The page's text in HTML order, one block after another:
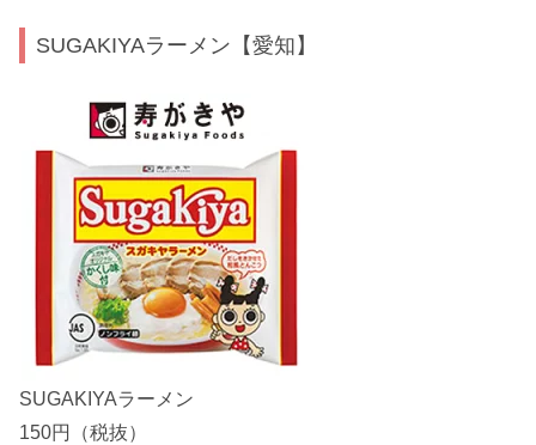
SUGAKIYAラーメン【愛知】
SUGAKIYAラーメン
150円（税抜）